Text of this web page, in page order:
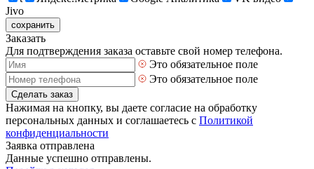
Jivo
сохранить
Заказать
Для подтверждения заказа оставьте свой номер телефона.
Это обязательное поле
Это обязательное поле
Сделать заказ
Нажимая на кнопку, вы даете согласие на обработку
персональных данных и соглашаетесь с Политикой
конфиденциальности
Заявка отправлена
Данные успешно отправлены.